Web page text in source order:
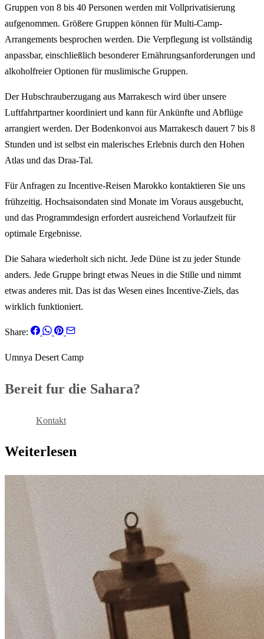
Gruppen von 8 bis 40 Personen werden mit Vollprivatisierung
aufgenommen. Größere Gruppen können für Multi-Camp-
Arrangements besprochen werden. Die Verpflegung ist vollständig
anpassbar, einschließlich besonderer Ernährungsanforderungen und
alkoholfreier Optionen für muslimische Gruppen.
Der Hubschrauberzugang aus Marrakesch wird über unsere
Luftfahrtpartner koordiniert und kann für Ankünfte und Abflüge
arrangiert werden. Der Bodenkonvoi aus Marrakesch dauert 7 bis 8
Stunden und ist selbst ein malerisches Erlebnis durch den Hohen
Atlas und das Draa-Tal.
Für Anfragen zu Incentive-Reisen Marokko kontaktieren Sie uns
frühzeitig. Hochsaisondaten sind Monate im Voraus ausgebucht,
und das Programmdesign erfordert ausreichend Vorlaufzeit für
optimale Ergebnisse.
Die Sahara wiederholt sich nicht. Jede Düne ist zu jeder Stunde
anders. Jede Gruppe bringt etwas Neues in die Stille und nimmt
etwas anderes mit. Das ist das Wesen eines Incentive-Ziels, das
wirklich funktioniert.
Share:
Umnya Desert Camp
Bereit fur die Sahara?
Kontakt
Weiterlesen